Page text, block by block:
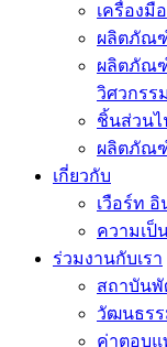
เครื่องมือ
ผลิตภัณ
ผลิตภัณ
วิศวกรรม
ชิ้นส่วนไ
ผลิตภัณ
เกี่ยวกับ
เวือร์ท
ความเป็
ร่วมงานกับเรา
สถาบันพั
วัฒนธร
ค่าตอบแ